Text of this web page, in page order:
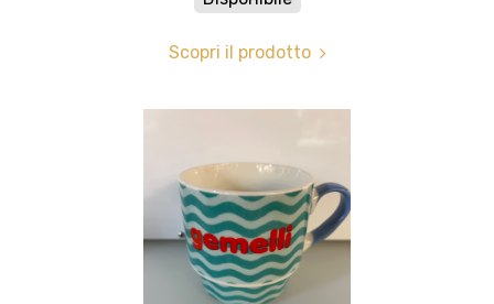
Scopri il prodotto